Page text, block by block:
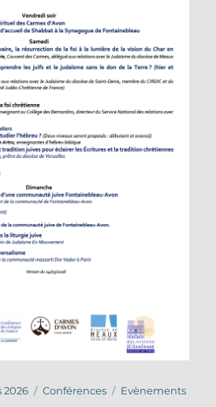
2026 Catégories
Conférences Étiquettes
Evènements